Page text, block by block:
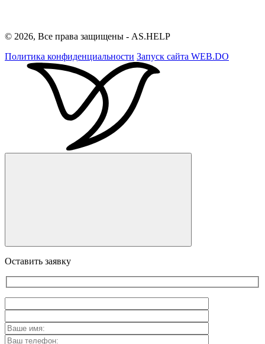
© 2026, Все права защищены - AS.HELP
Политика конфиденциальности Запуск сайта WEB.DO
Оставить заявку